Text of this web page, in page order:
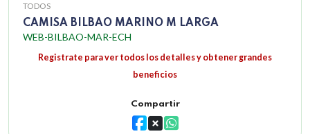
TODOS
CAMISA BILBAO MARINO M LARGA
WEB-BILBAO-MAR-ECH
Registrate para ver todos los detalles y obtener grandes
beneficios
Compartir